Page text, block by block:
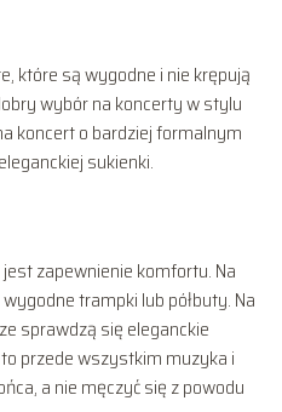
które są wygodne i nie krępują
wybór na koncerty w stylu
koncert o bardziej formalnym
sukienki.
zapewnienie komfortu. Na
trampki lub półbuty. Na
sprawdzą się eleganckie
przede wszystkim muzyka i
a nie męczyć się z powodu